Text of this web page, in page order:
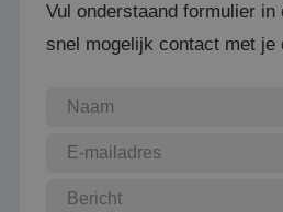
Vul onderstaand formulier in
snel mogelijk contact met je